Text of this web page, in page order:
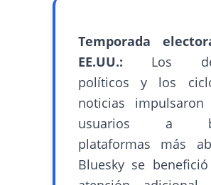
Temporada
EE.UU.: Los
políticos y los
noticias
usuarios a
plataformas más
Bluesky se